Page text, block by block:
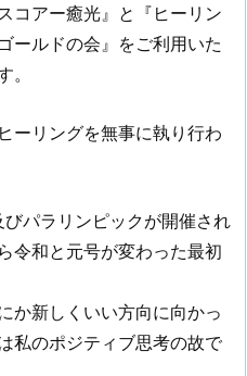
コアー癒光』と『ヒーリン
ールドの会』をご利用いた
。
ーリングを無事に執り行わ
パラリンピックが開催され
令和と元号が変わった最初
か新しくいい方向に向かっ
私のポジティブ思考の故で